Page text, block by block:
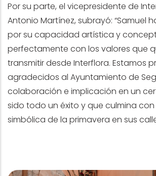
Por su parte, el vicepresidente de
Antonio Martínez, subrayó: “Samuel
por su capacidad artística y
perfectamente con los valores que
transmitir desde Interflora. Estamos
agradecidos al Ayuntamiento de
colaboración e implicación en un
sido todo un éxito y que culmina
simbólica de la primavera en sus